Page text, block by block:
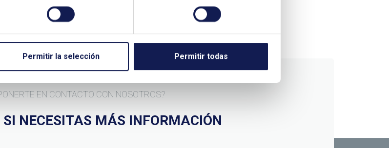
Permitir la selección Permitir todas
EN CONTACTO CON NOSOTROS?
NECESITAS MÁS INFORMACIÓN